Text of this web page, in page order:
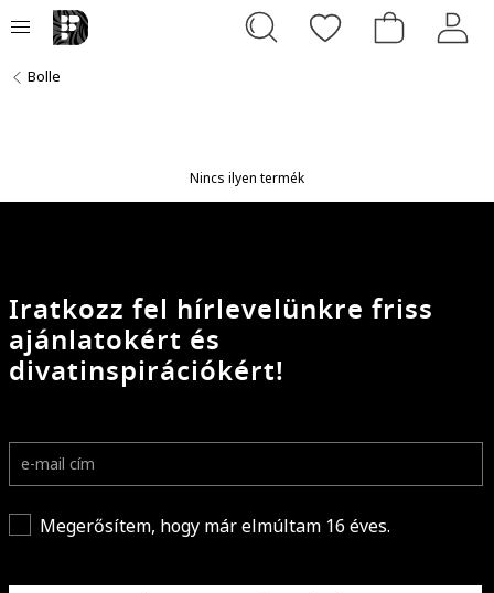
Bolle
Nincs ilyen termék
Iratkozz fel hírlevelünkre friss
ajánlatokért és
divatinspirációkért!
Megerősítem, hogy már elmúltam 16 éves.